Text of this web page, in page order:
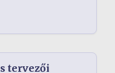
tervezői